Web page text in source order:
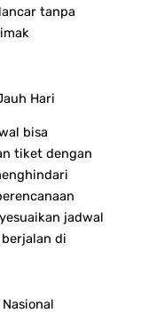
tanpa
Hari
bisa
tiket dengan
jadwal
di